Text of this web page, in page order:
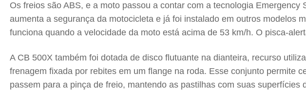
Os freios são ABS, e a moto passou a contar com a tecnologia
aumenta a segurança da motocicleta e já foi instalado em outros modelos
funciona quando a velocidade da moto está acima de 53 km/h. O pisca-
A CB 500X também foi dotada de disco flutuante na dianteira, recurso
frenagem fixada por rebites em um flange na roda. Esse conjunto permite
passem para a pinça de freio, mantendo as pastilhas com suas superfícies